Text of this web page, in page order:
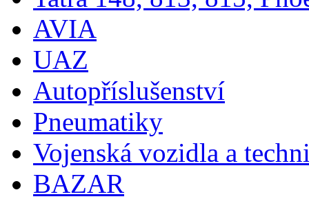
AVIA
UAZ
Autopříslušenství
Pneumatiky
Vojenská vozidla a
BAZAR